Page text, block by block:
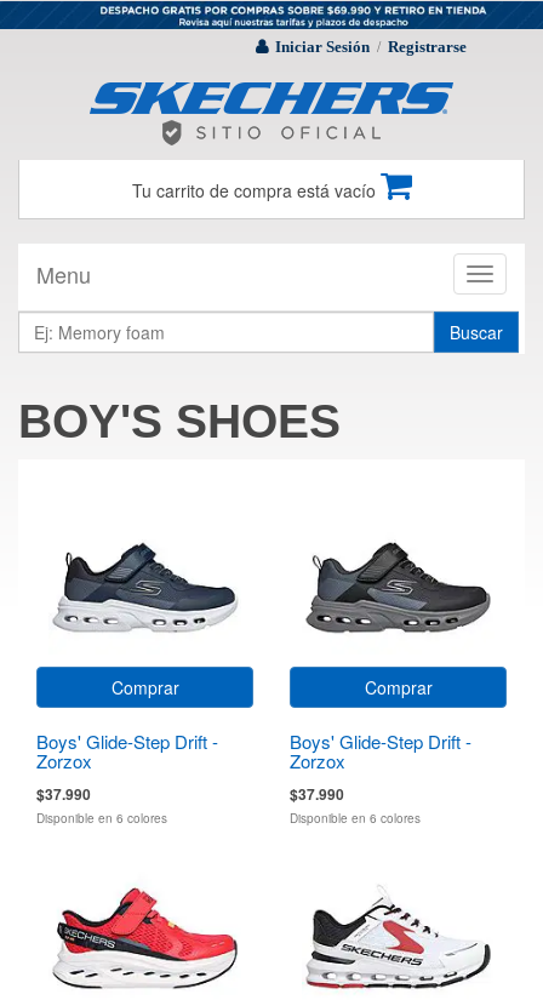
Iniciar Sesión / Registrarse
Tu carrito de compra está vacío
Toggle
Menu
Buscar
BOY'S SHOES
Comprar
Boys' Glide-Step Drift -
Zorzox
$37.990
Disponible en 6 colores
Comprar
Boys' Glide-Step Drift -
Zorzox
$37.990
Disponible en 6 colores